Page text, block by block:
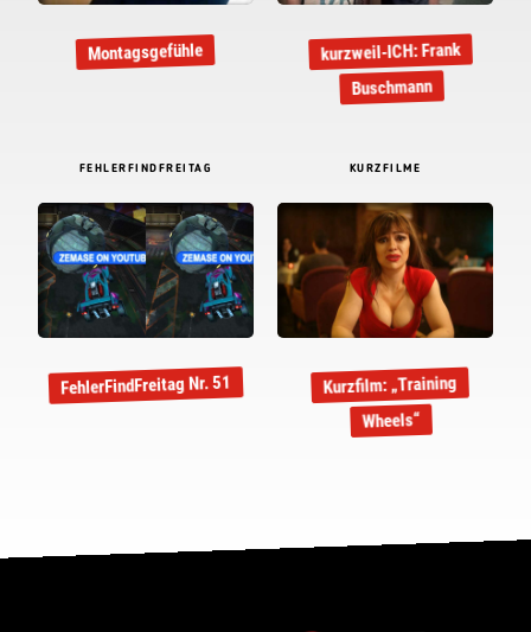
Montagsgefühle kurzweil-ICH: Frank
Buschmann
FEHLERFINDFREITAG
FehlerFindFreitag Nr. 51
KURZFILME
Kurzfilm: „Training
Wheels“